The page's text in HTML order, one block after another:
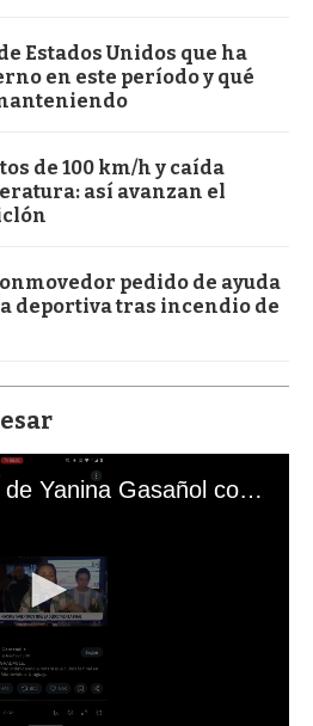
Estados Unidos que ha
en este período y qué
de 100 km/h y caída
así avanzan el
pedido de ayuda
deportiva tras incendio de
El mal momento de Yanina Gasañol con un hincha argentino en "Subrayado"